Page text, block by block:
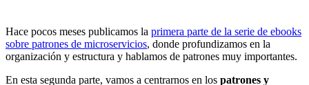
Hace pocos meses publicamos la primera parte de la serie de ebooks
sobre patrones de microservicios, donde profundizamos en la
organización y estructura y hablamos de patrones muy importantes.
En esta segunda parte, vamos a centrarnos en los patrones y